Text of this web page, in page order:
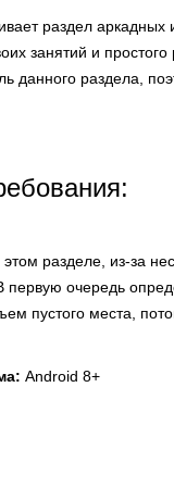
раздел
занятий и
данного раздела,
разделе, из-за
первую очередь
пустого места,
Android 8+